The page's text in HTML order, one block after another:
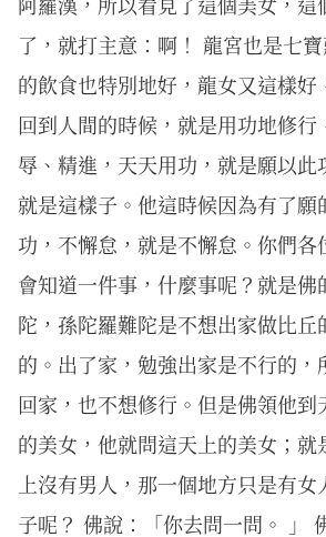
了，就打主意：啊！ 龍宮也是七
的飲食也特別地好，龍女又這樣好
回到人間的時候，就是用功地修行
辱、精進，天天用功，就是願以此
就是這樣子。他這時候因為有了願
功，不懈怠，就是不懈怠。你們各
會知道一件事，什麼事呢？就是佛
陀，孫陀羅難陀是不想出家做比丘
的。出了家，勉強出家是不行的，
回家，也不想修行。但是佛領他到
的美女，他就問這天上的美女；就
上沒有男人，那一個地方只是有
子呢？ 佛說：「你去問一問。 」